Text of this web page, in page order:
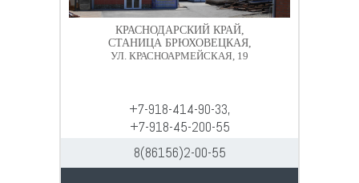
КРАСНОДАРСКИЙ КРАЙ,
СТАНИЦА БРЮХОВЕЦКАЯ,
УЛ. КРАСНОАРМЕЙСКАЯ, 19
+7-918-414-90-33,
+7-918-45-200-55
8(86156)2-00-55